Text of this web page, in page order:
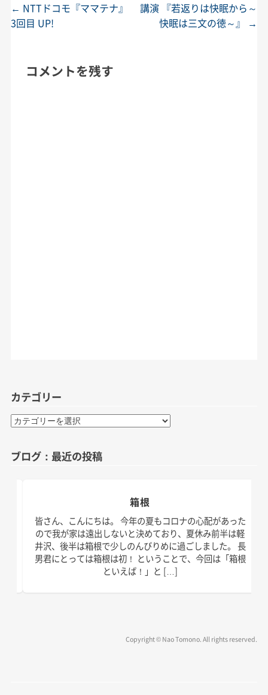
投稿ナビゲーション
← NTTドコモ『ママテナ』
3回目 UP!
講演 『若返りは快眠から～
快眠は三文の徳～』
→
コメントを残す
カテゴリー
カ
リ
ブログ：最近の投稿
箱根
皆さん、こんにちは。 今年の夏もコロナの心配があった
ので我が家は遠出しないと決めており、夏休み前半は軽
井沢、後半は箱根で少しのんびりめに過ごしました。 長
男君にとっては箱根は初！ ということで、今回は「箱根
といえば！」と […]
Copyright © Nao Tomono. All rights reserved.